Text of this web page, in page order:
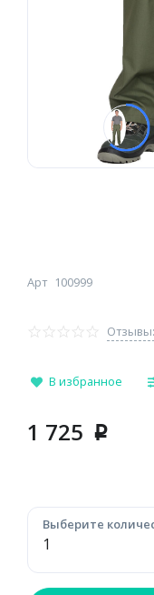
Арт 100999
В избранное
1 725 p
Выберите